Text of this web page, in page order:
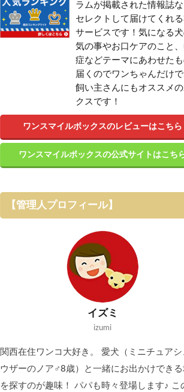
ラムが掲載された情報誌
セレクトして届けてくれ
サービスです！気になる
気の事やお口ケアのこと
症などテーマにあわせた
届くのでワンちゃんだけで
飼い主さんにもオススメ
クスです！
ワンスマイルボックスのレビューはこちら
ワンスマイルボックスの公式サイトはこち
【管理人プロフィール】
イズミ
izumi
関西在住ワンコ大好き。 愛犬（ミニチュアシ
ウザーのノア♂8歳）と一緒にお出かけでき
を探すのが趣味！ パパも時々登場します♪ こ